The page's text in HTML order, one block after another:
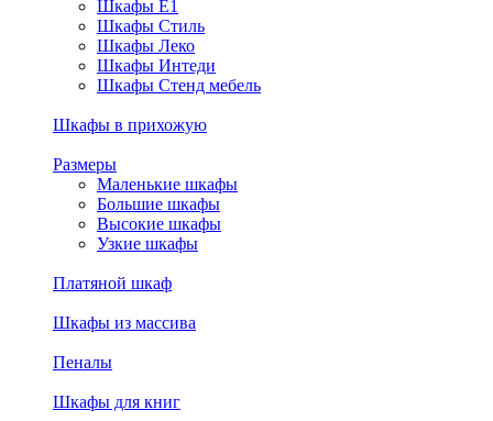
Шкафы E1
Шкафы Стиль
Шкафы Леко
Шкафы Интеди
Шкафы Стенд мебель
Шкафы в прихожую
Размеры
Маленькие шкафы
Большие шкафы
Высокие шкафы
Узкие шкафы
Платяной шкаф
Шкафы из массива
Пеналы
Шкафы для книг